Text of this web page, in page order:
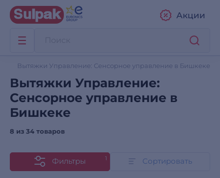
Акции
Вытяжки Управление: Сенсорное управление в Бишкеке
Вытяжки Управление:
Сенсорное управление в
Бишкеке
8 из 34 товаров
Фильтры 1 Сортировать